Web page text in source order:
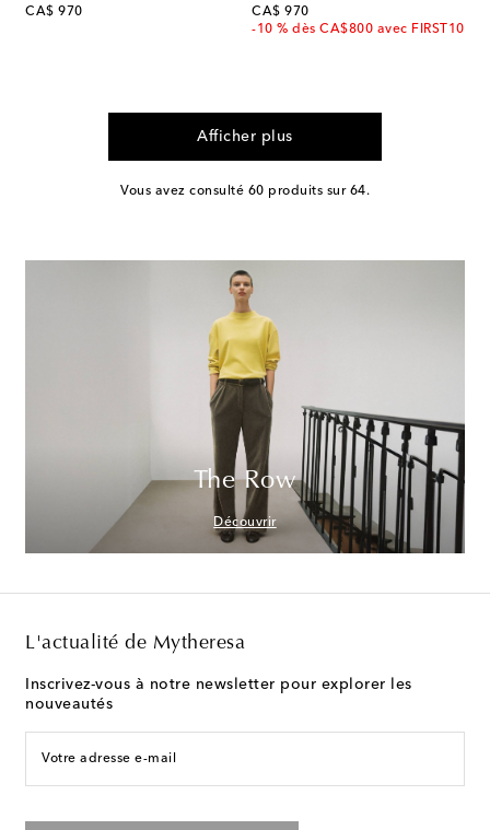
CA$ 970
original price
CA$ 970
original price
-10 % dès CA$800 avec FIRST10
Afficher plus
Vous avez consulté 60 produits sur 64.
The Row
Découvrir
L'actualité de Mytheresa
Inscrivez-vous à notre newsletter pour explorer les
nouveautés
Votre adresse e-mail